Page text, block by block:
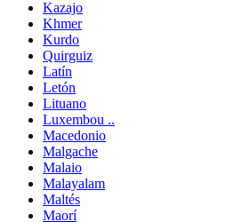
Kazajo
Khmer
Kurdo
Quirguiz
Latín
Letón
Lituano
Luxembou ..
Macedonio
Malgache
Malaio
Malayalam
Maltés
Maorí